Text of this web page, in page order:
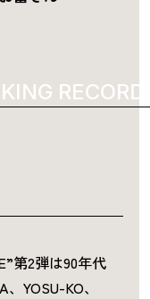
KING
第2弾は90年代
YOSU-KO、